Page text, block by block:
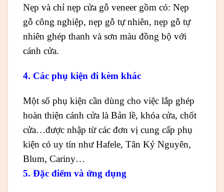
Nẹp và chỉ nẹp cửa gỗ veneer gồm có: Nẹp
gỗ công nghiệp, nẹp gỗ tự nhiên, nẹp gỗ tự
nhiên ghép thanh và sơn màu đồng bộ với
cánh cửa.
4. Các phụ kiện đi kèm khác
Một số phụ kiện cần dùng cho việc lắp ghép
hoàn thiện cánh cửa là Bản lề, khóa cửa, chốt
cửa…được nhập từ các đơn vị cung cấp phụ
kiện có uy tín như Hafele, Tân Kỷ Nguyên,
Blum, Cariny…
5. Đặc điểm và ứng dụng